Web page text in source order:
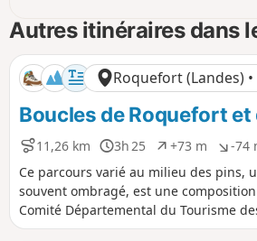
Autres itinéraires dans
Roquefort (Landes)
Boucles de Roquefort et
11,26 km
D
i
s
t
a
n
3h 25
D
u
r
é
e
+73 m
D
é
n
i
v
e
-74
D
é
n
i
v
e
Ce parcours varié au milieu des pins,
souvent ombragé, est une
Comité Départemental du Tourisme
être réalisés séparément. Ils sont